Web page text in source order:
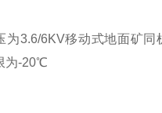
为3.6/6KV移动式地面矿同
为-20℃